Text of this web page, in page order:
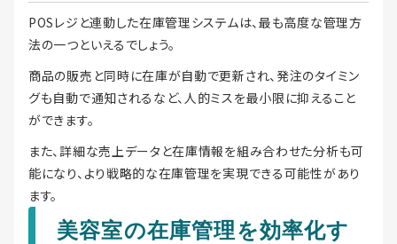
POSレジと連動した在庫管理システムは、最も高度な管理方
法の一つといえるでしょう。
商品の販売と同時に在庫が自動で更新され、発注のタイミン
グも自動で通知されるなど、人的ミスを最小限に抑えること
ができます。
また、詳細な売上データと在庫情報を組み合わせた分析も可
能になり、より戦略的な在庫管理を実現できる可能性があり
ます。
美容室の在庫管理を効率化す